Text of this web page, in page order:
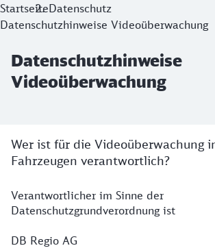
Datenschutzhinweise
StartseiteDatenschutz
Datenschutzhinweise Videoüberwachung
Datenschutzhinweise
Videoüberwachung
Wer ist für die Videoüberwachung
Fahrzeugen verantwortlich?
Verantwortlicher im Sinne der
Datenschutzgrundverordnung ist
DB Regio AG